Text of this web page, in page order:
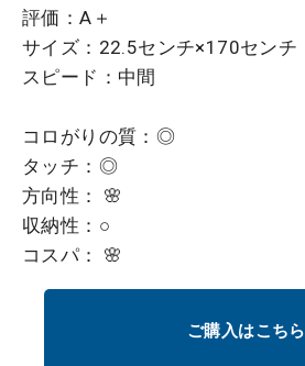
評価：A＋
サイズ：22.5センチ×170センチ
スピード：中間
コロがりの質：◎
タッチ：◎
方向性： 🌸
収納性：○
コスパ： 🌸
ご購入はこちら